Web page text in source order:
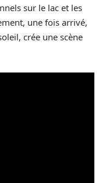
sur le lac et les
une fois arrivé,
crée une scène